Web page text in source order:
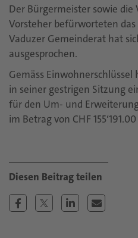
Der Bürgermeister sowie
Vorsteher befürworteten
Vaduzer Gemeinderat hat
ausgesprochen.
Gemäss
in seiner gestrigen Sitzung
für den Um- und
im Betrag von CHF